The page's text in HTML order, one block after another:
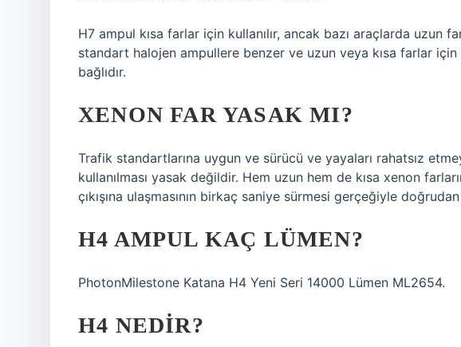
H7 ampul kısa farlar için kullanılır, ancak bazı araçlarda uzun
standart halojen ampullere benzer ve uzun veya kısa farlar için
bağlıdır.
XENON FAR YASAK MI?
Trafik standartlarına uygun ve sürücü ve yayaları rahatsız
kullanılması yasak değildir. Hem uzun hem de kısa xenon
çıkışına ulaşmasının birkaç saniye sürmesi gerçeğiyle
H4 AMPUL KAÇ LÜMEN?
PhotonMilestone Katana H4 Yeni Seri 14000 Lümen ML2654.
H4 NEDIR?